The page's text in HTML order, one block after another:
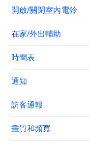
開啟/關閉室內電鈴
在家/外出輔助
時間表
通知
訪客通報
畫質和頻寬